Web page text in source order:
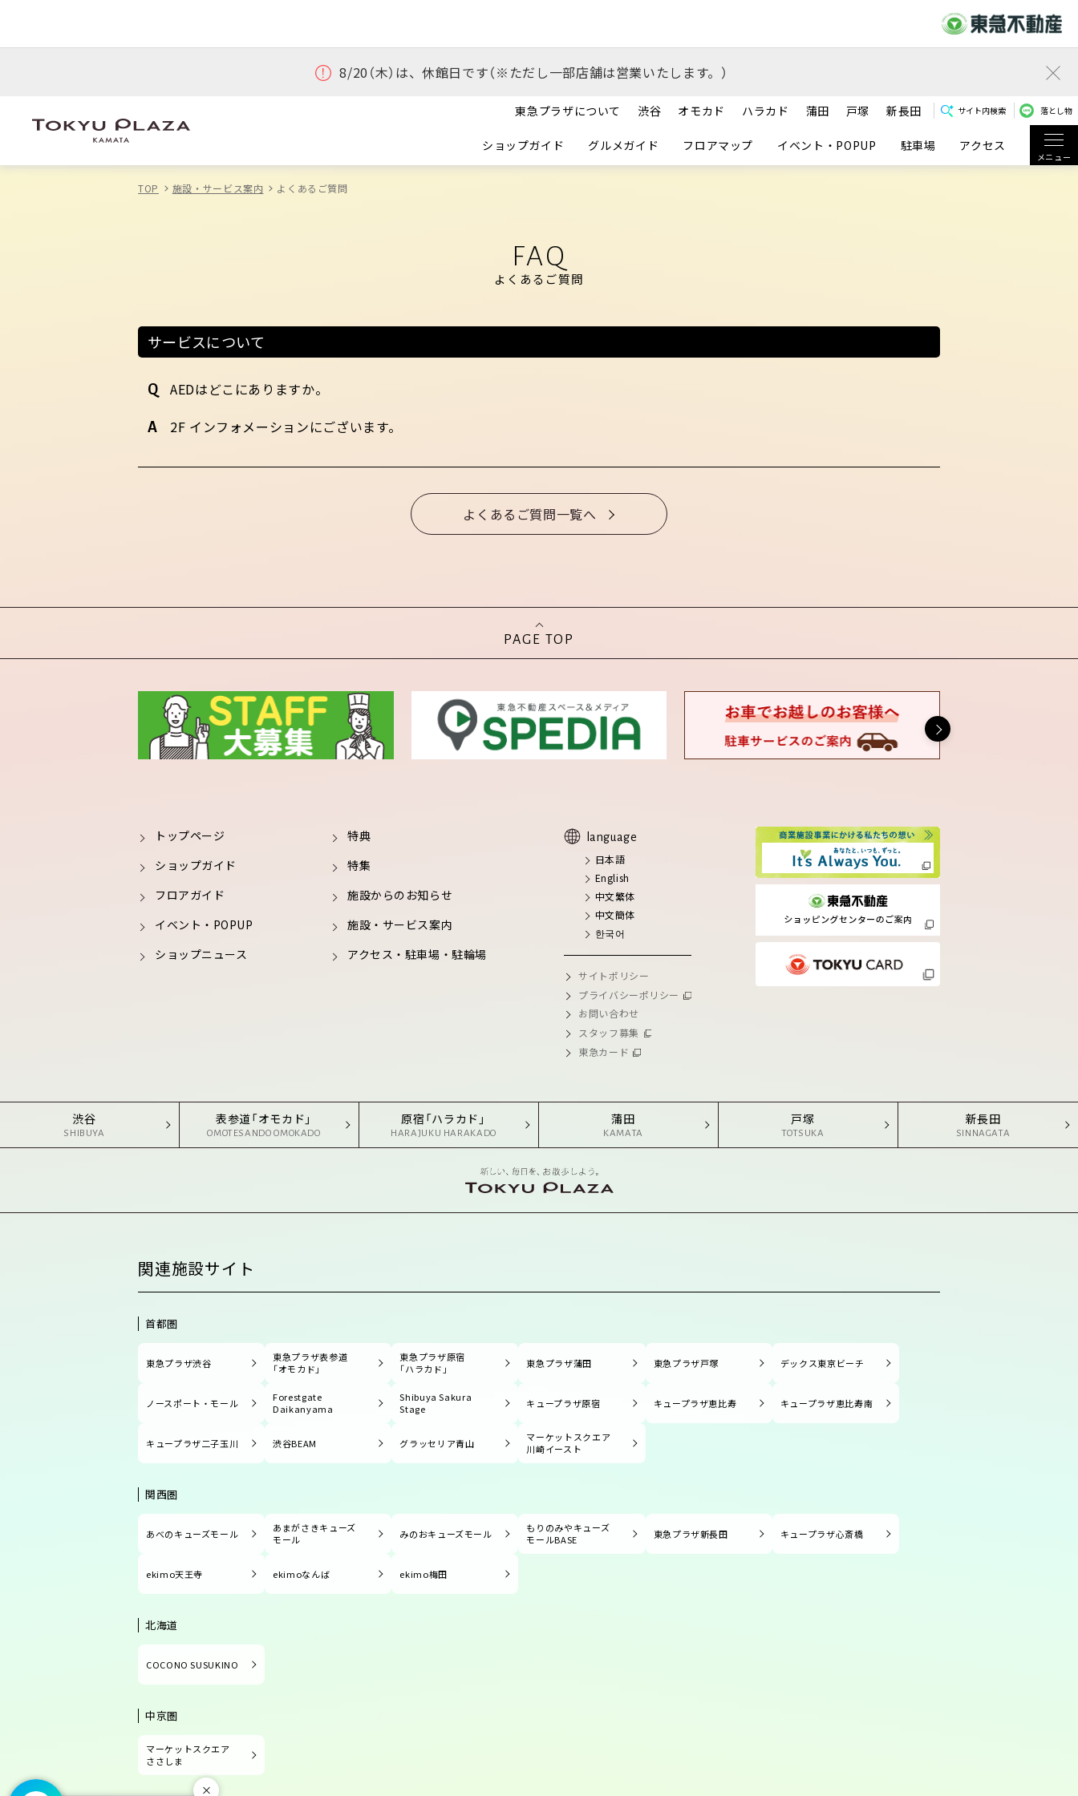
8/20（木）は、休館日です（※ただし一部店舗は営業いたします。）
東急プラザについて 渋谷 オモカド ハラカド 蒲田 戸塚 新長田 サイト内検索 落とし物
ショップガイド グルメガイド フロアマップ イベント・POPUP 駐車場 アクセス
メニュー
TOP 施設・サービス案内 よくあるご質問
FAQ
よくあるご質問
サービスについて
AEDはどこにありますか。
2F インフォメーションにございます。
よくあるご質問一覧へ
PAGE TOP
トップページ
ショップガイド
フロアガイド
イベント・POPUP
ショップニュース
特典
特集
施設からのお知らせ
施設・サービス案内
アクセス・駐車場・駐輪場
language
日本語
English
中文繁体
中文簡体
한국어
サイトポリシー
プライバシーポリシー
お問い合わせ
スタッフ募集
東急カード
渋谷
SHIBUYA
表参道「オモカド」
OMOTESANDO OMOKADO
原宿「ハラカド」
HARAJUKU HARAKADO
蒲田
KAMATA
戸塚
TOTSUKA
新長田
SINNAGATA
関連施設サイト
首都圏
東急プラザ渋谷
東急プラザ表参道
「オモカド」
東急プラザ原宿
「ハラカド」
東急プラザ蒲田 東急プラザ戸塚 デックス東京ビーチ
ノースポート・モール
Forestgate
Daikanyama
Shibuya Sakura
Stage
キュープラザ原宿 キュープラザ恵比寿 キュープラザ恵比寿南
キュープラザ二子玉川 渋谷BEAM グラッセリア青山
マーケットスクエア
川崎イースト
関西圏
あべのキューズモール
あまがさきキューズ
モール
みのおキューズモール
もりのみやキューズ
モールBASE
東急プラザ新長田 キュープラザ心斎橋
ekimo天王寺 ekimoなんば ekimo梅田
北海道
COCONO SUSUKINO
中京圏
マーケットスクエア
ささしま